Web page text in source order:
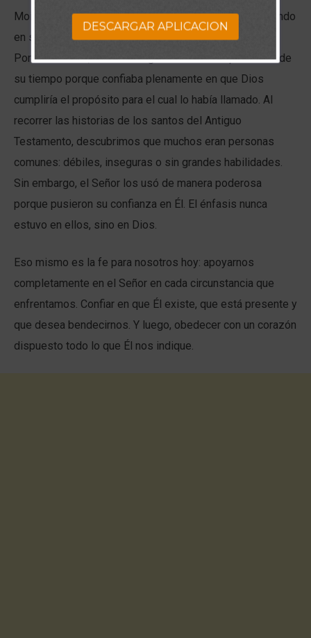
Moisés no se presentó ante el faraón de Egipto confiando
en su propia capacidad para liberar al pueblo de Israel.
Por el contrario, enfrentó al gobernante más poderoso de
su tiempo porque confiaba plenamente en que Dios
cumpliría el propósito para el cual lo había llamado. Al
recorrer las historias de los santos del Antiguo
Testamento, descubrimos que muchos eran personas
comunes: débiles, inseguras o sin grandes habilidades.
Sin embargo, el Señor los usó de manera poderosa
porque pusieron su confianza en Él. El énfasis nunca
estuvo en ellos, sino en Dios.
Eso mismo es la fe para nosotros hoy: apoyarnos
completamente en el Señor en cada circunstancia que
enfrentamos. Confiar en que Él existe, que está presente y
que desea bendecirnos. Y luego, obedecer con un corazón
dispuesto todo lo que Él nos indique.
DESCARGAR APLICACION